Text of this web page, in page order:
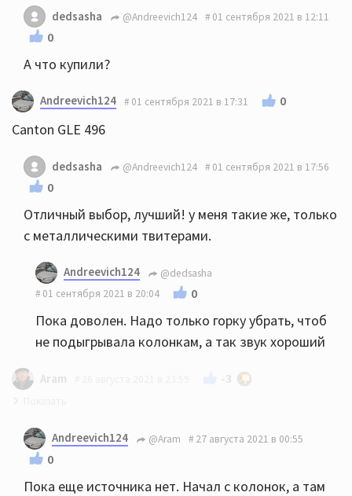
dedsasha @Andreevich124 01 сентября 2021 в 12:11
0
А что купили?
Andreevich124 01 сентября 2021 в 17:31 0
Canton GLE 496
dedsasha @Andreevich124 01 сентября 2021 в 17:56
0
Отличный выбор, лучший! у меня такие же, только
с металлическими твитерами.
Andreevich124
@dedsasha
01 сентября 2021 в 20:04
0
Пока доволен. Надо только горку убрать, чтоб
не подыгрывала колонкам, а так звук хороший
Aram -3
HECO Victa prime 502 можно рассмотреть. 702 будут
излишни в 15 м.кв. скорее всего. Какие у Вас
усилитель и источник?
Andreevich124 @Aram 27 августа 2021 в 00:55
0
Пока еще источника нет. Начал с колонок, а там